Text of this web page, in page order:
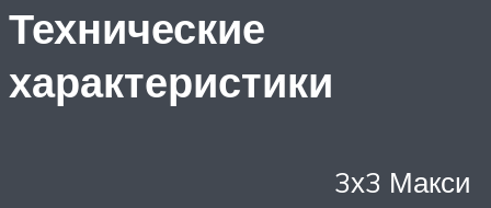
Технические
характеристики
3х3 Макси